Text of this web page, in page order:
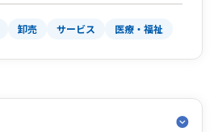
卸売 サービス 医療・福祉